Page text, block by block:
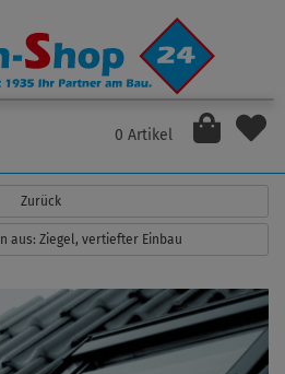
0 Artikel
Zurück
aus: Ziegel, vertiefter Einbau